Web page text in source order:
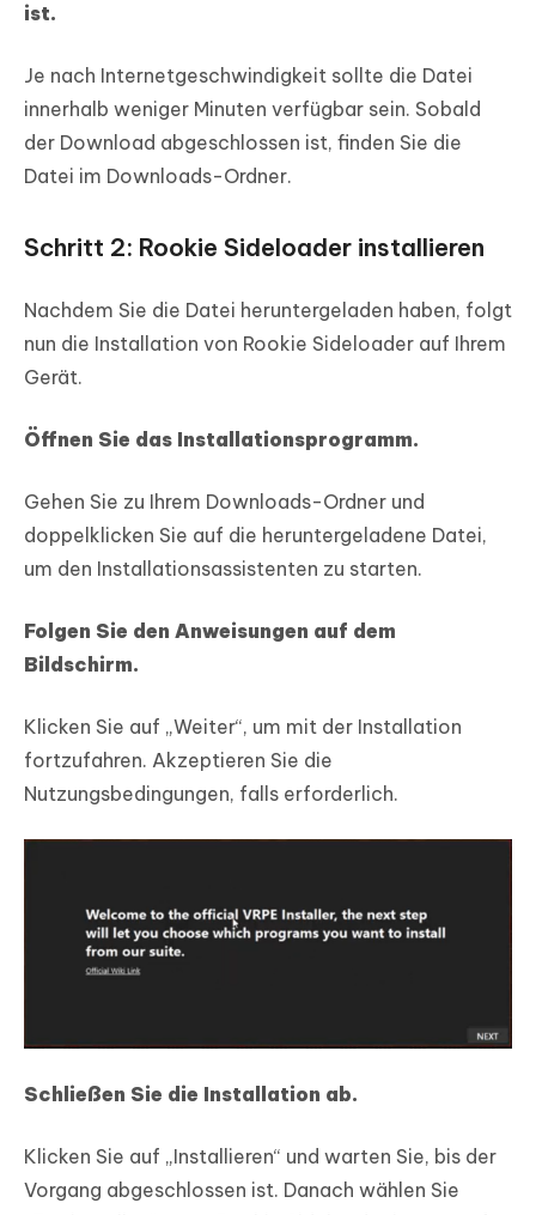
ist.
Je nach Internetgeschwindigkeit sollte die Datei
innerhalb weniger Minuten verfügbar sein. Sobald
der Download abgeschlossen ist, finden Sie die
Datei im Downloads-Ordner.
Schritt 2: Rookie Sideloader installieren
Nachdem Sie die Datei heruntergeladen haben, folgt
nun die Installation von Rookie Sideloader auf Ihrem
Gerät.
Öffnen Sie das Installationsprogramm.
Gehen Sie zu Ihrem Downloads-Ordner und
doppelklicken Sie auf die heruntergeladene Datei,
um den Installationsassistenten zu starten.
Folgen Sie den Anweisungen auf dem
Bildschirm.
Klicken Sie auf „Weiter“, um mit der Installation
fortzufahren. Akzeptieren Sie die
Nutzungsbedingungen, falls erforderlich.
Schließen Sie die Installation ab.
Klicken Sie auf „Installieren“ und warten Sie, bis der
Vorgang abgeschlossen ist. Danach wählen Sie